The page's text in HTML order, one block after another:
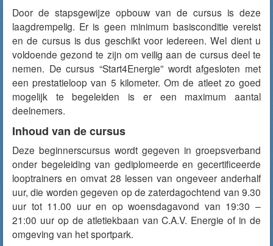
Door de stapsgewijze opbouw van de cursus is deze
laagdrempelig. Er is geen minimum basisconditie vereist
en de cursus is dus geschikt voor iedereen. Wel dient u
voldoende gezond te zijn om veilig aan de cursus deel te
nemen. De cursus “Start4Energie” wordt afgesloten met
een prestatieloop van 5 kilometer. Om de atleet zo goed
mogelijk te begeleiden is er een maximum aantal
deelnemers.
Inhoud van de cursus
Deze beginnerscursus wordt gegeven in groepsverband
onder begeleiding van gediplomeerde en gecertificeerde
looptrainers en omvat 28 lessen van ongeveer anderhalf
uur, die worden gegeven op de zaterdagochtend van 9.30
uur tot 11.00 uur en op woensdagavond van 19:30 –
21:00 uur op de atletiekbaan van C.A.V. Energie of in de
omgeving van het sportpark.